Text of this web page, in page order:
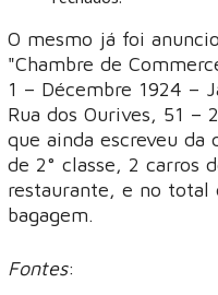
O mesmo já foi
"Chambre de
1 – Décembre 1924 –
Rua dos Ourives, 51 –
que ainda escreveu da
de 2° classe, 2 carros
restaurante, e no total
bagagem.
Fontes: